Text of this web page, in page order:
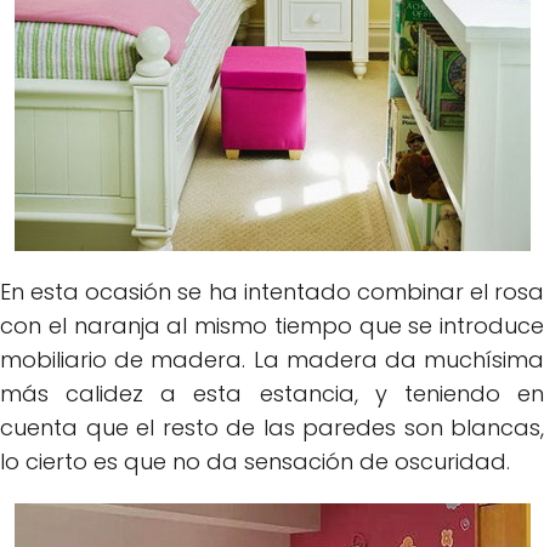
En esta ocasión se ha intentado combinar el rosa
con el naranja al mismo tiempo que se introduce
mobiliario de madera. La madera da muchísima
más calidez a esta estancia, y teniendo en
cuenta que el resto de las paredes son blancas,
lo cierto es que no da sensación de oscuridad.